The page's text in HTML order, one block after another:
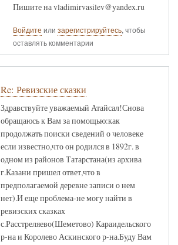
Пишите на vladimirvasilev@yandex.ru
Войдите или зарегистрируйтесь, чтобы
оставлять комментарии
Re: Ревизские сказки
Здравствуйте уважаемый Атайсал!Снова
обращаюсь к Вам за помощью:как
продолжать поиски сведений о человеке
если известно,что он родился в 1892г. в
одном из районов Татарстана(из архива
г.Казани пришел ответ,что в
предполагаемой деревне записи о нем
нет).И еще проблема-не могу найти в
ревизских сказках
с.Расстреляево(Шеметово) Караидельского
р-на и Королево Аскинского р-на.Буду Вам